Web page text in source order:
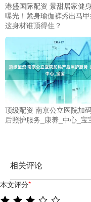
港盛国际配资 景甜居家健
曝光！紧身瑜伽裤秀出马甲
这身材谁顶得住？
顶级配资 南京公立医院加
后照护服务_康养_中心_宝
相关评论
本文评分*